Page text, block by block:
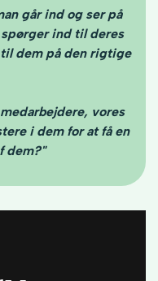
går ind og ser på
ind til deres
dem på den rigtige
vores
i dem for at få en
dem?"